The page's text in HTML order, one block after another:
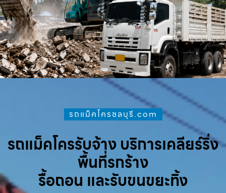
รถแม็คโครชลบุรี.com
รถแม็คโครรับจ้าง บริการเคลียร์ริ่ง
พื้นที่รกร้าง
รื้อถอน และรับขนขยะทิ้ง